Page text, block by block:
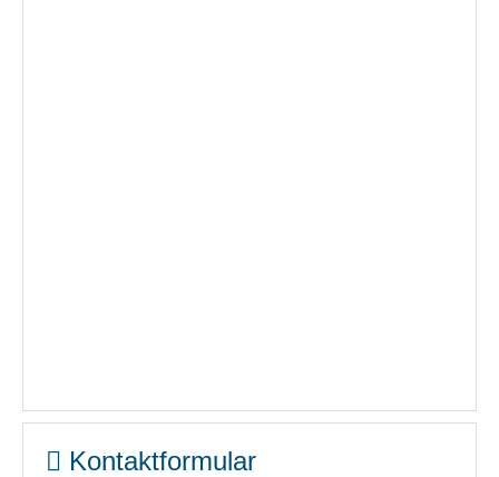
Kontaktformular